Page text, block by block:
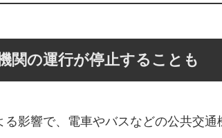
関の運行が停止することも
影響で、電車やバスなどの公共交通